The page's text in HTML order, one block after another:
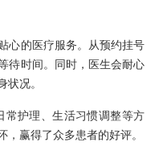
心的医疗服务。从预约挂号
待时间。同时，医生会耐心
况。
常护理、生活习惯调整等方
赢得了众多患者的好评。